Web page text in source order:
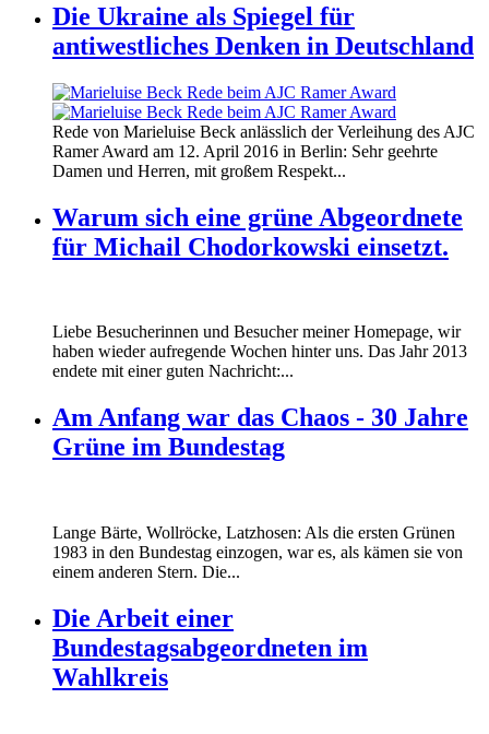
Die Ukraine als Spiegel für
antiwestliches Denken in Deutschland
160412_ramer_award.jpg
160412_ramer_award.jpg
Rede von Marieluise Beck anlässlich der Verleihung des AJC
Ramer Award am 12. April 2016 in Berlin: Sehr geehrte
Damen und Herren, mit großem Respekt...
Warum sich eine grüne Abgeordnete
für Michail Chodorkowski einsetzt.
Liebe Besucherinnen und Besucher meiner Homepage, wir
haben wieder aufregende Wochen hinter uns. Das Jahr 2013
endete mit einer guten Nachricht:...
Am Anfang war das Chaos - 30 Jahre
Grüne im Bundestag
Lange Bärte, Wollröcke, Latzhosen: Als die ersten Grünen
1983 in den Bundestag einzogen, war es, als kämen sie von
einem anderen Stern. Die...
Die Arbeit einer
Bundestagsabgeordneten im
Wahlkreis